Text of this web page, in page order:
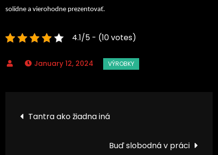
solídne a vierohodne prezentovať.
4.1/5 - (10 votes)
January 12, 2024
Post
navigation
Tantra ako žiadna iná
Buď slobodná v práci